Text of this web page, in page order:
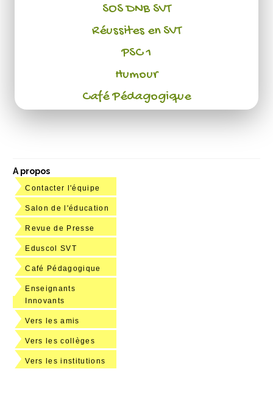
SOS DNB SVT
Réussites en SVT
PSC 1
Humour
Café Pédagogique
A propos
Contacter l'équipe
Salon de l'éducation
Revue de Presse
Eduscol SVT
Café Pédagogique
Enseignants
Innovants
Vers les amis
Vers les collèges
Vers les institutions